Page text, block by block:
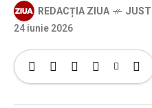
REDACȚIA ZIUA
24 iunie 2026